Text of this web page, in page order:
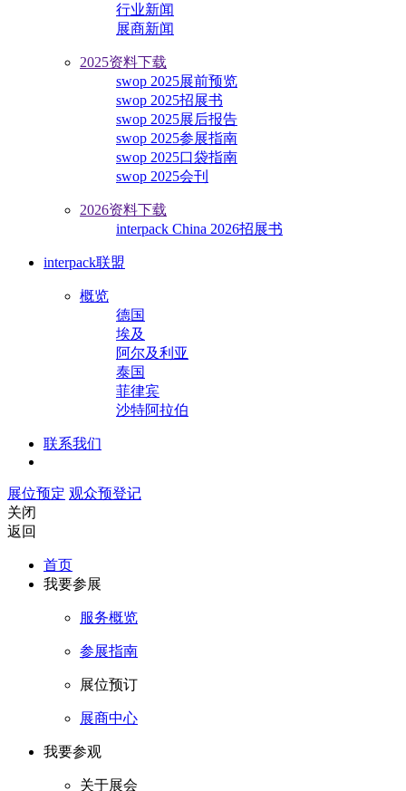
行业新闻
展商新闻
2025资料下载
swop 2025展前预览
swop 2025招展书
swop 2025展后报告
swop 2025参展指南
swop 2025口袋指南
swop 2025会刊
2026资料下载
interpack China 2026招展书
interpack联盟
概览
德国
埃及
阿尔及利亚
泰国
菲律宾
沙特阿拉伯
联系我们
展位预定 观众预登记
关闭
返回
首页
我要参展
服务概览
参展指南
展位预订
展商中心
我要参观
关于展会